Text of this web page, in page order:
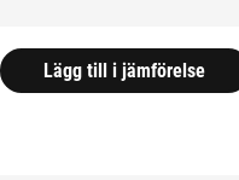
Lägg till i jämförelse